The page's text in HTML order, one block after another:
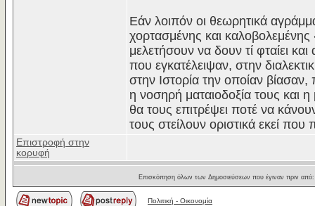
Εάν λοιπόν οι θεωρητικά
χορτασμένης και
μελετήσουν να δουν τί φταίει
που εγκατέλειψαν, στην
στην Ιστορία την οποίαν βίασαν,
η νοσηρή ματαιοδοξία τους
θα τους επιτρέψει ποτέ να
τους στείλουν οριστικά εκεί που
Επιστροφή στην
κορυφή
Επισκόπηση όλων των Δημοσιεύσεων που έγιναν πριν
Πολιτική - Oικονομία